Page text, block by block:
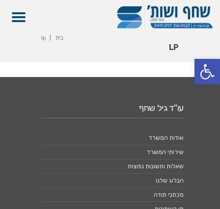
פתח סרגל נגישות
LP
בית lp
עו"ד גיל שחף
אודות המשרד
שירותי המשרד
שאלות ותשובות נפוצות
הבלוג שלנו
מכתבי תודה